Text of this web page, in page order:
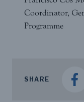
Coordinator,
Programme
SHARE